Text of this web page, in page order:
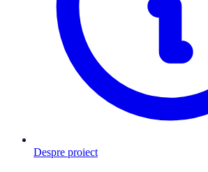
Despre proiect